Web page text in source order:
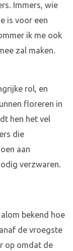
Immers, wie
is voor een
ik me ook
zal maken.
rol, en
floreren in
hen het vel
die
aan
verzwaren.
bekend hoe
de vroegste
op omdat de